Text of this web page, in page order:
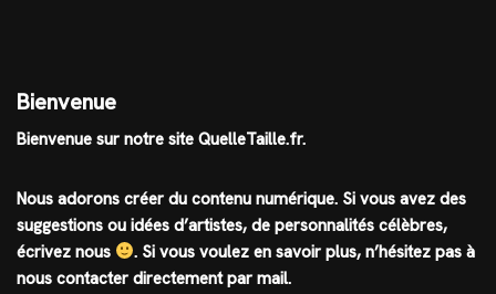
Bienvenue
Bienvenue sur notre site QuelleTaille.fr.
Nous adorons créer du contenu numérique. Si vous avez des
suggestions ou idées d’artistes, de personnalités célèbres,
écrivez nous
. Si vous voulez en savoir plus, n’hésitez pas à
nous contacter directement par mail.